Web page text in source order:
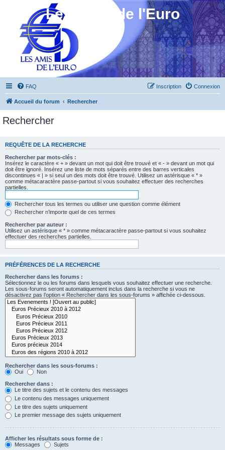
Les Amis de l'Euro
FAQ Connexion
Inscription
Accueil du forum Rechercher
Rechercher
REQUÊTE DE LA RECHERCHE
Rechercher par mots-clés :
Insérez le caractère « + » devant un mot qui doit être trouvé et « - » devant un mot qui
doit être ignoré. Insérez une liste de mots séparés entre des barres verticales
discontinues « | » si seul un des mots doit être trouvé. Utilisez un astérisque « * »
comme métacaractère passe-partout si vous souhaitez effectuer des recherches
partielles.
Rechercher tous les termes ou utiliser une question comme élément
Rechercher n’importe quel de ces termes
Rechercher par auteur :
Utilisez un astérisque « * » comme métacaractère passe-partout si vous souhaitez
effectuer des recherches partielles.
PRÉFÉRENCES DE LA RECHERCHE
Rechercher dans les forums :
Sélectionnez le ou les forums dans lesquels vous souhaitez effectuer une recherche.
Les sous-forums seront automatiquement inclus dans la recherche si vous ne
désactivez pas l’option « Rechercher dans les sous-forums » affichée ci-dessous.
Rechercher dans les sous-forums :
Oui
Non
Rechercher dans :
Le titre des sujets et le contenu des messages
Le contenu des messages uniquement
Le titre des sujets uniquement
Le premier message des sujets uniquement
Afficher les résultats sous forme de :
Messages
Sujets